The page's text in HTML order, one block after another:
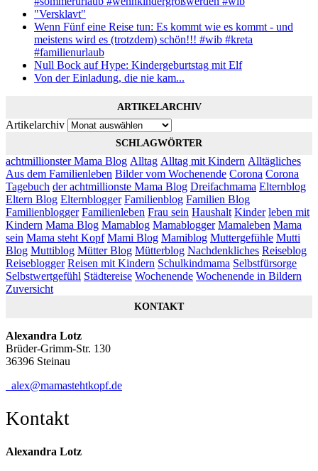
"Versklavt"
Wenn Fünf eine Reise tun: Es kommt wie es kommt - und
meistens wird es (trotzdem) schön!!! #wib #kreta
#familienurlaub
Null Bock auf Hype: Kindergeburtstag mit Elf
Von der Einladung, die nie kam...
ARTIKELARCHIV
Artikelarchiv
SCHLAGWÖRTER
achtmillionster Mama Blog Alltag Alltag mit Kindern Alltägliches
Aus dem Familienleben Bilder vom Wochenende Corona Corona
Tagebuch der achtmillionste Mama Blog Dreifachmama Elternblog
Eltern Blog Elternblogger Familienblog Familien Blog
Familienblogger Familienleben Frau sein Haushalt Kinder leben mit
Kindern Mama Blog Mamablog Mamablogger Mamaleben Mama
sein Mama steht Kopf Mami Blog Mamiblog Muttergefühle Mutti
Blog Muttiblog Mütter Blog Mütterblog Nachdenkliches Reiseblog
Reiseblogger Reisen mit Kindern Schulkindmama Selbstfürsorge
Selbstwertgefühl Städtereise Wochenende Wochenende in Bildern
Zuversicht
KONTAKT
Alexandra Lotz
Brüder-Grimm-Str. 130
36396 Steinau
alex@mamastehtkopf.de
Kontakt
Alexandra Lotz